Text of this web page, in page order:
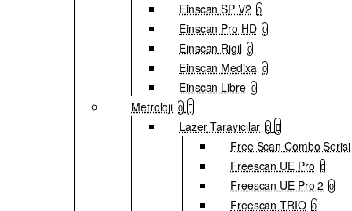
Einscan SP V2 0
Einscan Pro HD 0
Einscan Rigil 0
Einscan Medixa 0
Einscan Libre 0
Metroloji 0
Lazer Tarayıcılar 0
Free Scan Combo Serisi
Freescan UE Pro 0
Freescan UE Pro 2 0
Freescan TRIO 0